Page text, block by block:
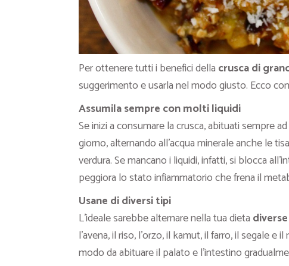
Per ottenere tutti i benefici della crusca di
suggerimento e usarla nel modo giusto. Ecco
Assumila sempre con molti liquidi
Se inizi a consumare la crusca, abituati sempre
giorno, alternando all’acqua minerale anche le
verdura. Se mancano i liquidi, infatti, si blocca
peggiora lo stato infiammatorio che frena il
Usane di diversi tipi
L’ideale sarebbe alternare nella tua dieta
l’avena, il riso, l’orzo, il kamut, il farro, il segale e
modo da abituare il palato e l’intestino